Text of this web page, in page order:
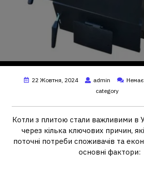
22 Жовтня, 2024 admin Немає
category
Котли з плитою стали важливими в
через кілька ключових причин,
поточні потреби споживачів та
основні фактори: